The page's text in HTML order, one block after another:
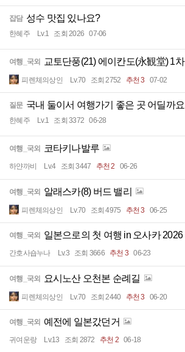
잡담 성수 맛집 있나요?
한혜주 Lv.1 조회 2026 07-06
여행_국외 교토단풍(21) 에이칸도(永観堂) 1차
피렌체의상인 Lv.70 조회 2752 추천 3 07-02
질문 국내 둘이서 여행가기 좋은 곳 어딜까요
한혜주 Lv.1 조회 3372 06-28
여행_국외 코타키나발루
하얀까비 Lv.4 조회 3447 추천 2 06-26
여행_국외 알래스카(8) 버드 밸리
피렌체의상인 Lv.70 조회 4975 추천 3 06-25
여행_국외 일본으로의 첫 여행 in 오사카 2026
간호사숍누나 Lv.3 조회 3666 추천 3 06-23
여행_국외 요시노산 오천본 순례길
피렌체의상인 Lv.70 조회 2440 추천 3 06-20
여행_국외 예전에 일본갔던거
귀여운랑 Lv.13 조회 2872 추천 2 06-18